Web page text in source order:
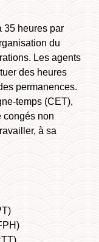
35 heures par
du
Les agents
des heures
permanences.
temps (CET),
congés non
à sa